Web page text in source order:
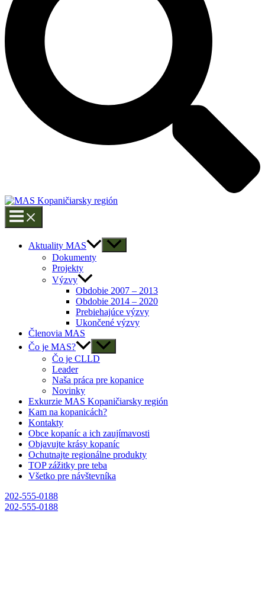
Aktuality MAS
Dokumenty
Projekty
Výzvy
Obdobie 2007 – 2013
Obdobie 2014 – 2020
Prebiehajúce výzvy
Ukončené výzvy
Členovia MAS
Čo je MAS?
Čo je CLLD
Leader
Naša práca pre kopanice
Novinky
Exkurzie MAS Kopaničiarsky región
Kam na kopanicách?
Kontakty
Obce kopaníc a ich zaujímavosti
Objavujte krásy kopaníc
Ochutnajte regionálne produkty
TOP zážitky pre teba
Všetko pre návštevníka
202-555-0188
202-555-0188